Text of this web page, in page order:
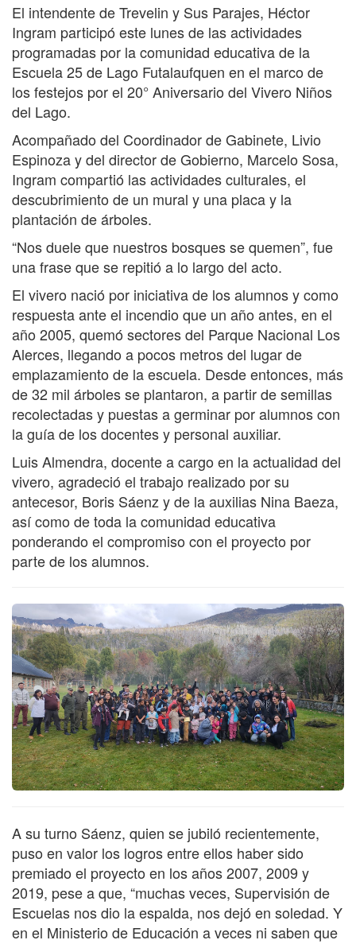
El intendente de Trevelin y Sus Parajes, Héctor
Ingram participó este lunes de las actividades
programadas por la comunidad educativa de la
Escuela 25 de Lago Futalaufquen en el marco de
los festejos por el 20° Aniversario del Vivero Niños
del Lago.
Acompañado del Coordinador de Gabinete, Livio
Espinoza y del director de Gobierno, Marcelo Sosa,
Ingram compartió las actividades culturales, el
descubrimiento de un mural y una placa y la
plantación de árboles.
“Nos duele que nuestros bosques se quemen”, fue
una frase que se repitió a lo largo del acto.
El vivero nació por iniciativa de los alumnos y como
respuesta ante el incendio que un año antes, en el
año 2005, quemó sectores del Parque Nacional Los
Alerces, llegando a pocos metros del lugar de
emplazamiento de la escuela. Desde entonces, más
de 32 mil árboles se plantaron, a partir de semillas
recolectadas y puestas a germinar por alumnos con
la guía de los docentes y personal auxiliar.
Luis Almendra, docente a cargo en la actualidad del
vivero, agradeció el trabajo realizado por su
antecesor, Boris Sáenz y de la auxilias Nina Baeza,
así como de toda la comunidad educativa
ponderando el compromiso con el proyecto por
parte de los alumnos.
A su turno Sáenz, quien se jubiló recientemente,
puso en valor los logros entre ellos haber sido
premiado el proyecto en los años 2007, 2009 y
2019, pese a que, “muchas veces, Supervisión de
Escuelas nos dio la espalda, nos dejó en soledad. Y
en el Ministerio de Educación a veces ni saben que